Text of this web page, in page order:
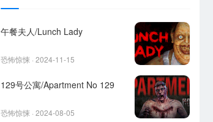
午餐夫人/Lunch Lady
恐怖惊悚 · 2024-11-15
129号公寓/Apartment No 129
恐怖惊悚 · 2024-08-05